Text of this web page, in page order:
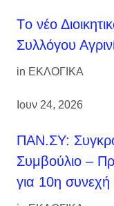
Tο νέο
Συλλόγου
in ΕΚΛΟΓΙΚΑ
Ιουν 24, 2026
ΠΑΝ.ΣΥ:
Συμβούλιο –
για 10η συνεχή